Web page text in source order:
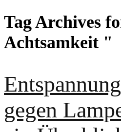
Tag Archives
Achtsamkeit "
gegen